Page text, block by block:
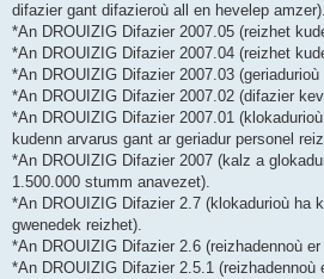
difazier gant difazieroù all en hevelep amzer).
*An DROUIZIG Difazier 2007.05 (reizhet
*An DROUIZIG Difazier 2007.04 (reizhet
*An DROUIZIG Difazier 2007.03 (geriadurioù
*An DROUIZIG Difazier 2007.02 (difazier
*An DROUIZIG Difazier 2007.01
kudenn arvarus gant ar geriadur personel
*An DROUIZIG Difazier 2007 (kalz a
1.500.000 stumm anavezet).
*An DROUIZIG Difazier 2.7 (klokadurioù ha
gwenedek reizhet).
*An DROUIZIG Difazier 2.6 (reizhadennoù
*An DROUIZIG Difazier 2.5.1 (reizhadennoù